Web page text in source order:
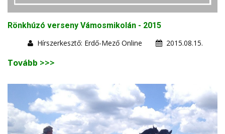
Rönkhúzó verseny Vámosmikolán - 2015
Hírszerkesztő: Erdő-Mező Online
2015.08.15.
Tovább >>>